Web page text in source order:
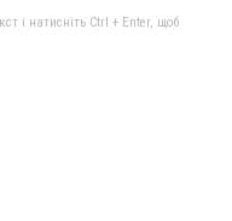
і натисніть Ctrl + Enter, щоб